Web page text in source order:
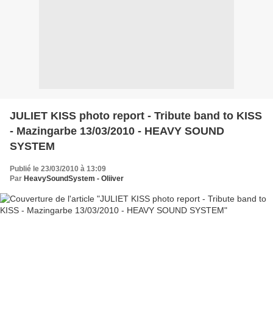
JULIET KISS photo report - Tribute band to KISS
- Mazingarbe 13/03/2010 - HEAVY SOUND
SYSTEM
Publié le 23/03/2010 à 13:09
Par HeavySoundSystem - Oliiver